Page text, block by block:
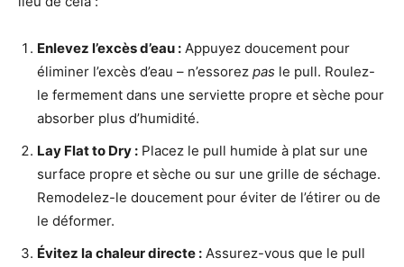
Enlevez l’excès d’eau : Appuyez doucement pour
éliminer l’excès d’eau – n’essorez pas le pull. Roulez-
le fermement dans une serviette propre et sèche pour
absorber plus d’humidité.
Lay Flat to Dry : Placez le pull humide à plat sur une
surface propre et sèche ou sur une grille de séchage.
Remodelez-le doucement pour éviter de l’étirer ou de
le déformer.
Évitez la chaleur directe : Assurez-vous que le pull